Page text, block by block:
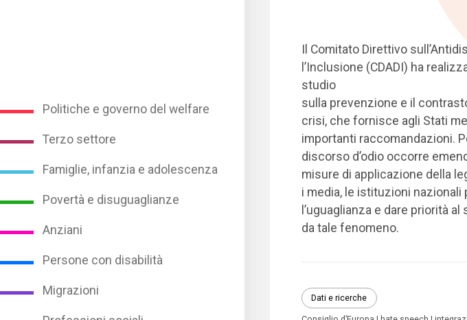
Politiche e governo del welfare
Terzo settore
Famiglie, infanzia e adolescenza
Povertà e disuguaglianze
Anziani
Persone con disabilità
Migrazioni
Il Comitato Direttivo
l’Inclusione (CDADI) ha
studio
sulla prevenzione e il
crisi, che fornisce agli Stati
importanti raccomandazioni.
discorso d’odio occorre
misure di applicazione della
i media, le istituzioni
l’uguaglianza e dare priorità
da tale fenomeno.
Dati e ricerche